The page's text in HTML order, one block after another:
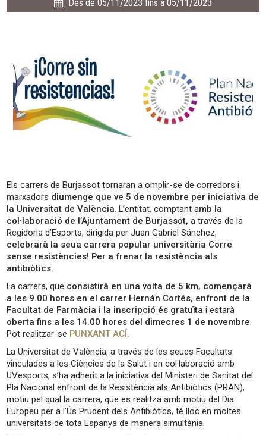
Des de 05/11/2023 fins a 05/11/2023
Els carrers de Burjassot tornaran a omplir-se de corredors i
marxadors diumenge que ve 5 de novembre per iniciativa de
la Universitat de València. L’entitat, comptant amb la
col·laboració de l’Ajuntament de Burjassot, a través de la
Regidoria d’Esports, dirigida per Juan Gabriel Sánchez,
celebrarà la seua carrera popular universitària Corre
sense resistències! Per a frenar la resistència als
antibiòtics.
La carrera, que consistirà en una volta de 5 km, començarà
a les 9.00 hores en el carrer Hernán Cortés, enfront de la
Facultat de Farmàcia i la inscripció és gratuïta i estarà
oberta fins a les 14.00 hores del dimecres 1 de novembre.
Pot realitzar-se PUNXANT ACÍ.
La Universitat de València, a través de les seues Facultats
vinculades a les Ciències de la Salut i en col·laboració amb
UVesports, s’ha adherit a la iniciativa del Ministeri de Sanitat del
Pla Nacional enfront de la Resistència als Antibiòtics (PRAN),
motiu pel qual la carrera, que es realitza amb motiu del Dia
Europeu per a l’Ús Prudent dels Antibiòtics, té lloc en moltes
universitats de tota Espanya de manera simultània.